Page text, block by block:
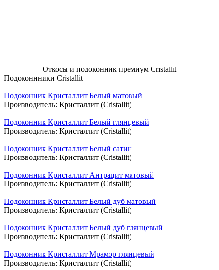
Откосы и подоконник премиум Cristallit
Подоконнники Cristallit
Подоконник Кристаллит Белый матовый
Производитель: Кристаллит (Cristallit)
Подоконник Кристаллит Белый глянцевый
Производитель: Кристаллит (Cristallit)
Подоконник Кристаллит Белый сатин
Производитель: Кристаллит (Cristallit)
Подоконник Кристаллит Антрацит матовый
Производитель: Кристаллит (Cristallit)
Подоконник Кристаллит Белый дуб матовый
Производитель: Кристаллит (Cristallit)
Подоконник Кристаллит Белый дуб глянцевый
Производитель: Кристаллит (Cristallit)
Подоконник Кристаллит Мрамор глянцевый
Производитель: Кристаллит (Cristallit)